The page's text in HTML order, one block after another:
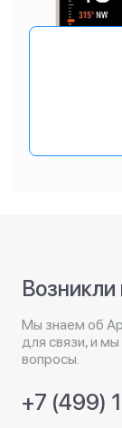
Мы знаем об
для связи, и
вопросы.
+7 (499)